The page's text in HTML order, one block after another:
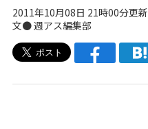
2011年10月08日 21時00分更新
文●週アス編集部